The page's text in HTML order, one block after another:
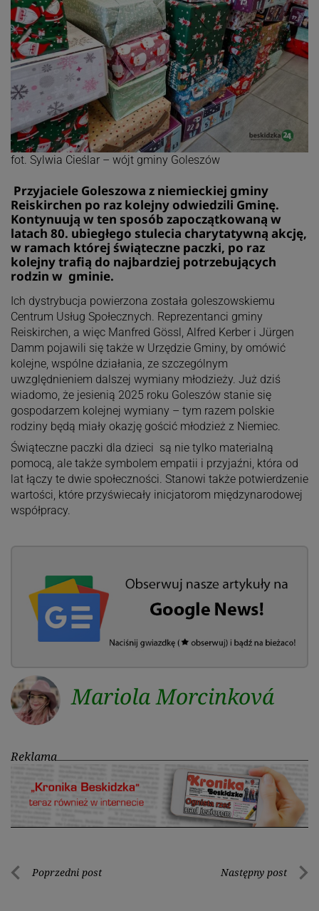
fot. Sylwia Cieślar – wójt gminy Goleszów
Przyjaciele Goleszowa z niemieckiej gminy
Reiskirchen po raz kolejny odwiedzili Gminę.
Kontynuują w ten sposób zapoczątkowaną w
latach 80. ubiegłego stulecia charytatywną akcję,
w ramach której świąteczne paczki, po raz
kolejny trafią do najbardziej potrzebujących
rodzin w gminie.
Ich dystrybucja powierzona została goleszowskiemu
Centrum Usług Społecznych. Reprezentanci gminy
Reiskirchen, a więc Manfred Gössl, Alfred Kerber i Jürgen
Damm pojawili się także w Urzędzie Gminy, by omówić
kolejne, wspólne działania, ze szczególnym
uwzględnieniem dalszej wymiany młodzieży. Już dziś
wiadomo, że jesienią 2025 roku Goleszów stanie się
gospodarzem kolejnej wymiany – tym razem polskie
rodziny będą miały okazję gościć młodzież z Niemiec.
Świąteczne paczki dla dzieci są nie tylko materialną
pomocą, ale także symbolem empatii i przyjaźni, która od
lat łączy te dwie społeczności. Stanowi także potwierdzenie
wartości, które przyświecały inicjatorom międzynarodowej
współpracy.
Mariola Morcinková
Reklama
Nawigacja
Poprzedni post Następny post